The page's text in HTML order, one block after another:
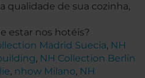
qualidade de sua cozinha,
estar nos hotéis?
Madrid Suecia, NH
, NH Collection Berlin
, nhow Milano, NH